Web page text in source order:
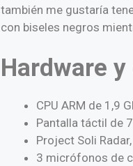
también me gustaría
con biseles negros
Hardware
CPU ARM de 1,9
Pantalla táctil de
Project Soli
3 micrófonos de